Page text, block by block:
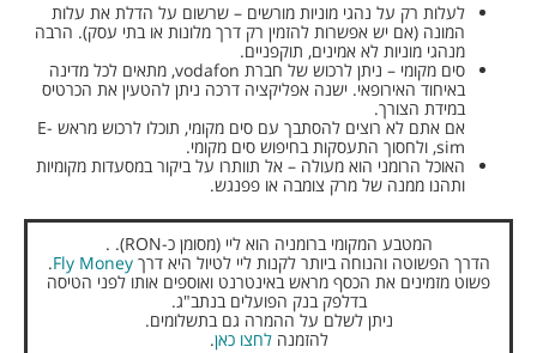
לעלות רק על נהגי מוניות מורשים – שרשום על הדלת את עלות
המונה (אם יש אפשרות להזמין רק דרך מלונות או בתי עסק). הרבה
מנהגי מוניות לא אמינים, תוקפניים.
סים מקומי – ניתן לרכוש של חברת vodafon, מתאים לכל מדינה
באיחוד האירופאי. ישנה אפליקציה דרכה ניתן להטעין את הכרטיס
במידת הצורך.
אם אתם לא רוצים להסתבך עם סים מקומי, תוכלו לרכוש מראש E-
sim, ולחסוך התעסקות בחיפוש סים מקומי.
האוכל הרומני הוא מעולה – אל תוותרו על ביקור במסעדות מקומיות
ותהנו ממנה של מרק צומבה או פפנגש.
המטבע המקומי ברומניה הוא ליי (מסומן כ-RON). .
הדרך הפשוטה והנוחה ביותר לקנות ליי לטיול היא דרךFly Money
.
פשוט מזמינים את הכסף מראש באינטרנט ואוספים אותו לפני הטיסה
בדלפק בנק הפועלים בנתב"ג.
ניתן לשלם על ההמרה גם בתשלומים.
להזמנהלחצו כאן.